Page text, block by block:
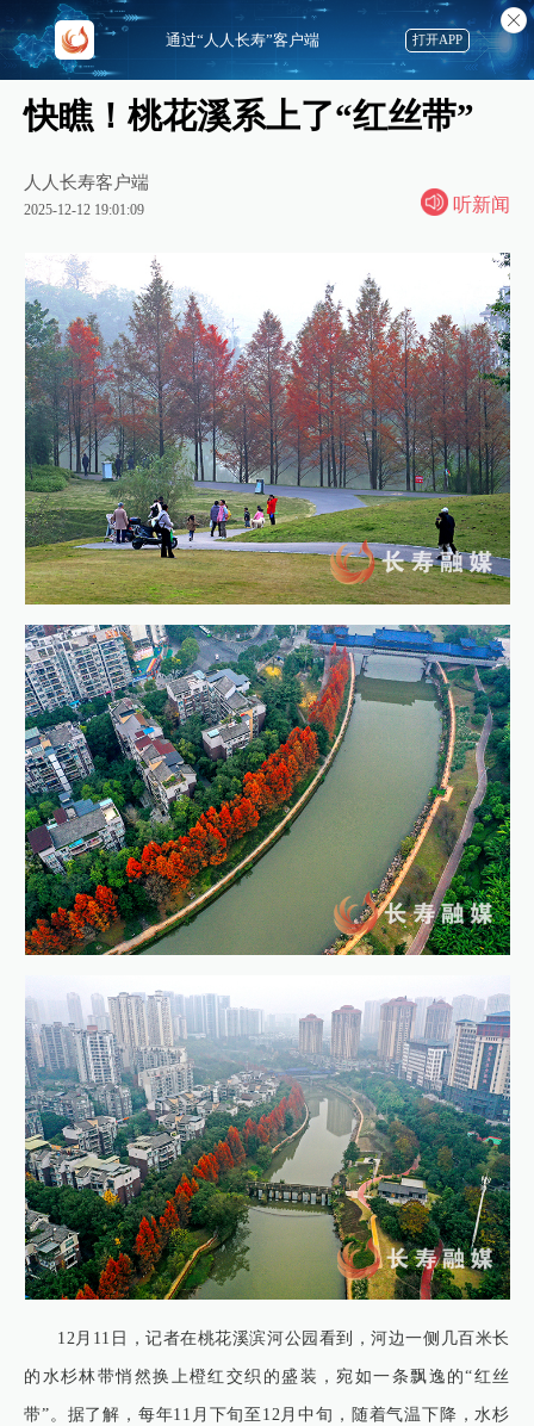
快瞧！桃花溪系上了“红丝带”
人人长寿客户端
2025-12-12 19:01:09 听新闻
12月11日，记者在桃花溪滨河公园看到，河边一侧几百米长
的水杉林带悄然换上橙红交织的盛装，宛如一条飘逸的“红丝
带”。据了解，每年11月下旬至12月中旬，随着气温下降，水杉
通过“人人长寿”客户端 打开APP